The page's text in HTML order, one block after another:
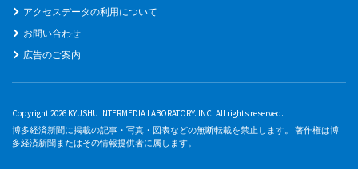
アクセスデータの利用について
お問い合わせ
広告のご案内
Copyright 2026 KYUSHU INTERMEDIA LABORATORY. INC. All rights reserved.
博多経済新聞に掲載の記事・写真・図表などの無断転載を禁止します。 著作権は博
多経済新聞またはその情報提供者に属します。